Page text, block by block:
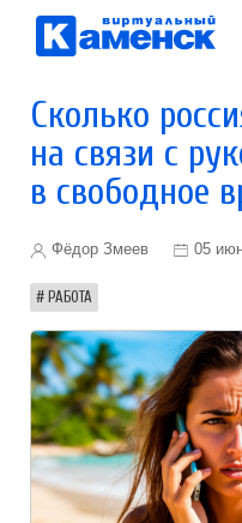
Сколько
на связи с
в свободное
Фёдор Змеев 05
РАБОТА